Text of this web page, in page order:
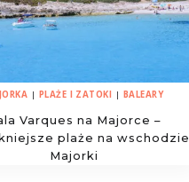
| PLAŻE I ZATOKI | BALEARY
Varques na Majorce –
plaże na wschodzie
Majorki